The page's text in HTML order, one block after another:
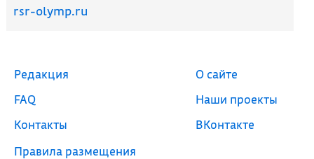
rsr-olymp.ru
Редакция
FAQ
Контакты
Правила размещения
О сайте
Наши проекты
ВКонтакте